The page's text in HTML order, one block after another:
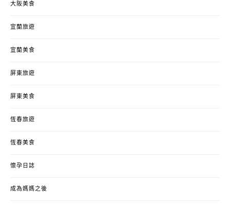
大阪美食
宜蘭旅遊
宜蘭美食
屏東旅遊
屏東美食
恆春旅遊
恆春美食
懷孕日誌
成為媽媽之後